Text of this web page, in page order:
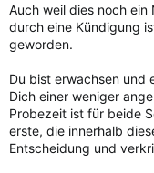
Auch weil dies noch
durch eine Kündigung
geworden.
Du bist erwachsen und
Dich einer weniger
Probezeit ist für beide
erste, die innerhalb
Entscheidung und